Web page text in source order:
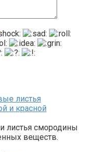
и красной
листья смородины
веществ.